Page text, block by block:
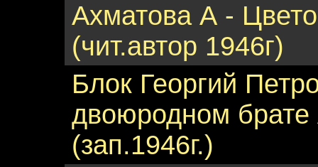
Ахматова А -
(чит.автор 1946г)
Блок Георгий
двоюродном брате
(зап.1946г.)